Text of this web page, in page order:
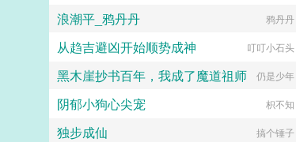
浪潮平_鸦丹丹 鸦丹丹
从趋吉避凶开始顺势成神 叮叮小石头
黑木崖抄书百年，我成了魔道祖师 仍是少年
阴郁小狗心尖宠 枳不知
独步成仙 搞个锤子